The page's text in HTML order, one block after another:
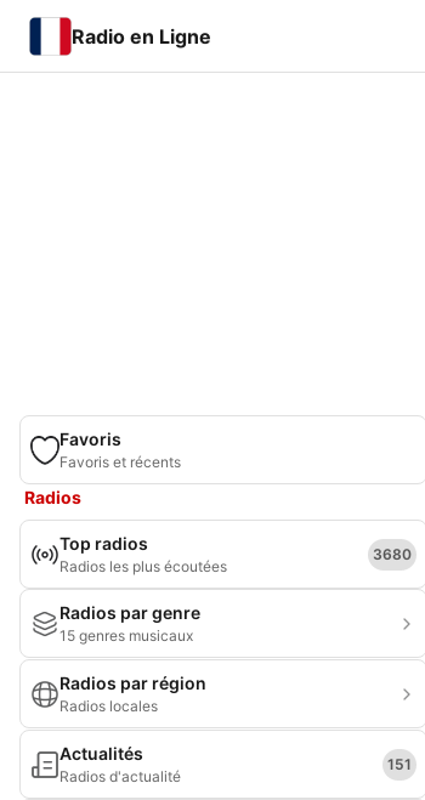
Radio en Ligne
Favoris
Favoris et récents
Radios
Top radios
Radios les plus écoutées
3680
Radios par genre
15 genres musicaux
Radios par région
Radios locales
Actualités
Radios d'actualité
151